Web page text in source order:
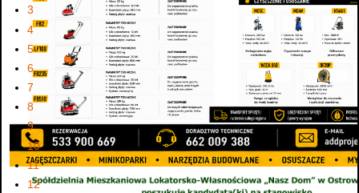
3
4
5
6
7
8
9
10
11
12